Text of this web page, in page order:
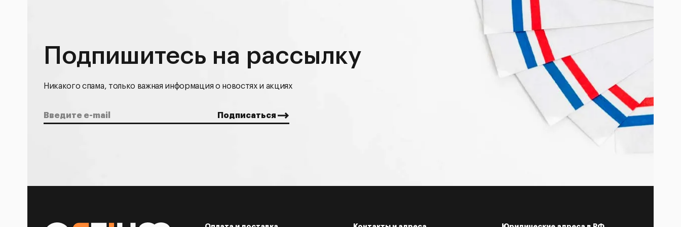
Подпишитесь на рассылку
Никакого спама, только важная информация о новостях и акциях